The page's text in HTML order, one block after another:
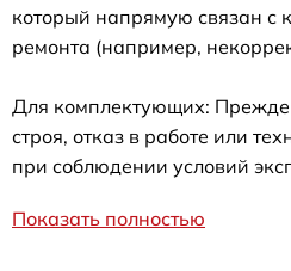
который напрямую связан с
ремонта (например,
Для комплектующих:
строя, отказ в работе или
при соблюдении условий
Показать полностью